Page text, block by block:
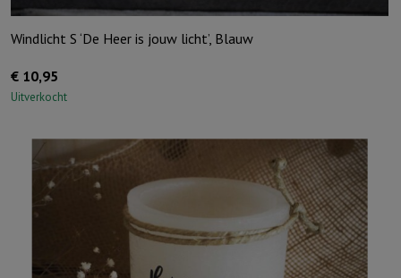
Windlicht S ‘De Heer is jouw licht’, Blauw
€ 10,95
Uitverkocht